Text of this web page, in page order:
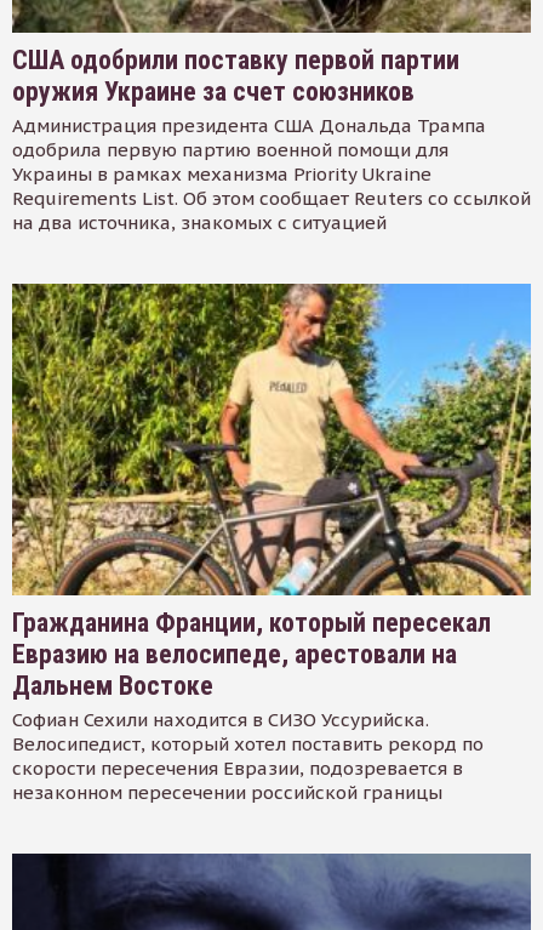
США одобрили поставку первой партии
оружия Украине за счет союзников
Администрация президента США Дональда Трампа
одобрила первую партию военной помощи для
Украины в рамках механизма Priority Ukraine
Requirements List. Об этом сообщает Reuters со ссылкой
на два источника, знакомых с ситуацией
Гражданина Франции, который пересекал
Евразию на велосипеде, арестовали на
Дальнем Востоке
Софиан Сехили находится в СИЗО Уссурийска.
Велосипедист, который хотел поставить рекорд по
скорости пересечения Евразии, подозревается в
незаконном пересечении российской границы